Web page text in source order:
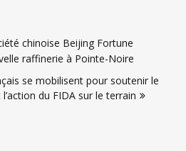
chinoise Beijing Fortune
raffinerie à Pointe-Noire
se mobilisent pour soutenir le
du FIDA sur le terrain